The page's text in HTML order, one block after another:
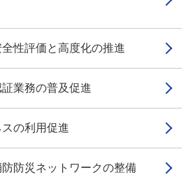
全性評価と高度化の推進
証業務の普及促進
スの利用促進
防防災ネットワークの整備